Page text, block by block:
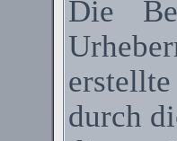
Die
durch